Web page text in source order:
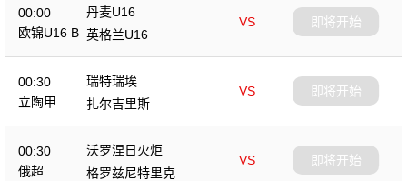
00:00
欧锦U16 B
丹麦U16
VS
英格兰U16
即将开始
00:30
立陶甲
瑞特瑞埃
VS
扎尔吉里斯
即将开始
00:30
俄超
沃罗涅日火炬
VS
格罗兹尼特里克
即将开始